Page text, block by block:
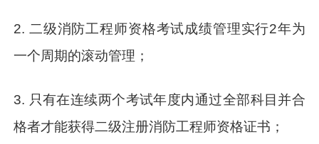
2. 二级消防工程师资格考试成绩管理实行2年为
一个周期的滚动管理；
3. 只有在连续两个考试年度内通过全部科目并合
格者才能获得二级注册消防工程师资格证书；